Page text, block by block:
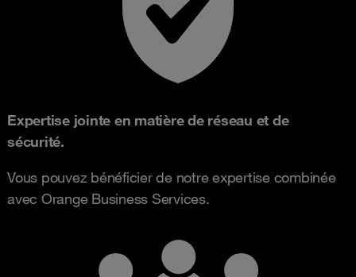
Expertise jointe en matière de réseau et de
sécurité.
Vous pouvez bénéficier de notre expertise combinée
avec Orange Business Services.